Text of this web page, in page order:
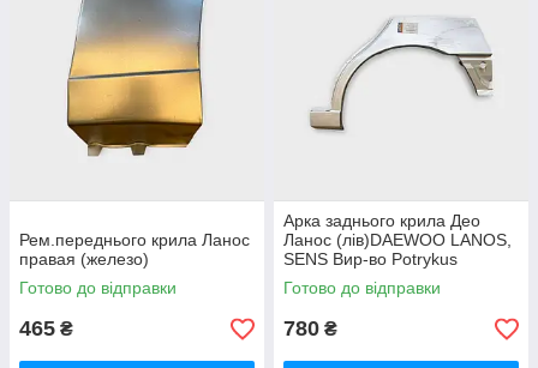
Рем.переднього крила Ланос
правая (железо)
Готово до відправки
465 ₴
Арка заднього крила Део
Ланос (лів)DAEWOO LANOS,
SENS Вир-во Potrykus
Готово до відправки
780 ₴